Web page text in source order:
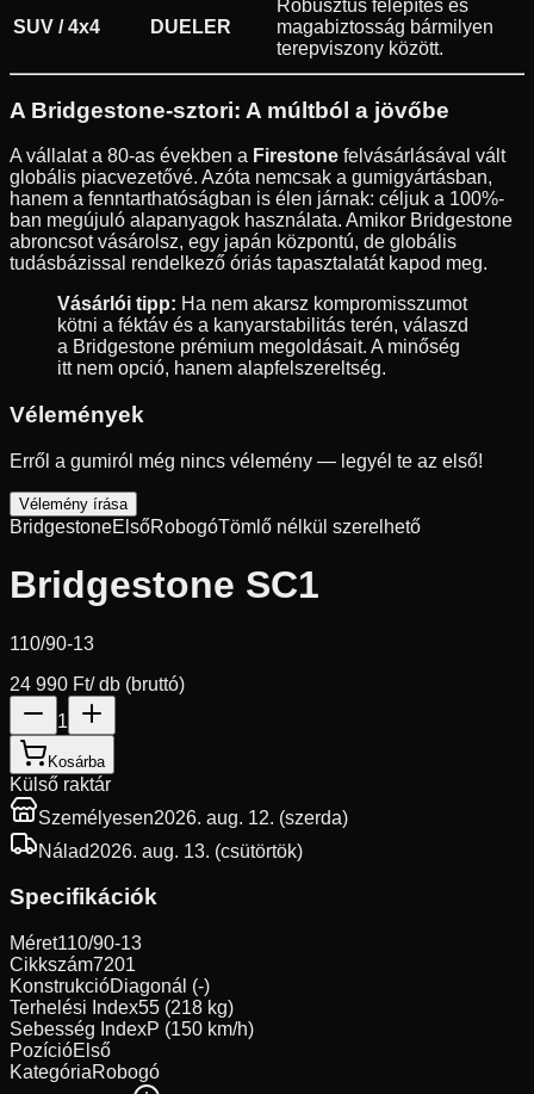
SUV / 4x4 DUELER
Robusztus felépítés és
magabiztosság bármilyen
terepviszony között.
A Bridgestone-sztori: A múltból a jövőbe
A vállalat a 80-as években a Firestone felvásárlásával vált
globális piacvezetővé. Azóta nemcsak a gumigyártásban,
hanem a fenntarthatóságban is élen járnak: céljuk a 100%-
ban megújuló alapanyagok használata. Amikor Bridgestone
abroncsot vásárolsz, egy japán központú, de globális
tudásbázissal rendelkező óriás tapasztalatát kapod meg.
Vásárlói tipp: Ha nem akarsz kompromisszumot
kötni a féktáv és a kanyarstabilitás terén, válaszd
a Bridgestone prémium megoldásait. A minőség
itt nem opció, hanem alapfelszereltség.
Vélemények
Erről a gumiról még nincs vélemény — legyél te az első!
Vélemény írása
BridgestoneElsőRobogóTömlő nélkül szerelhető
Bridgestone SC1
110/90-13
24 990 Ft/ db (bruttó)
1
Kosárba
Külső raktár
Személyesen2026. aug. 12. (szerda)
Nálad2026. aug. 13. (csütörtök)
Specifikációk
Méret110/90-13
Cikkszám7201
KonstrukcióDiagonál (-)
Terhelési Index55 (218 kg)
Sebesség IndexP (150 km/h)
PozícióElső
KategóriaRobogó